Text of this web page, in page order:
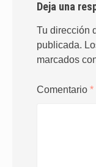
Deja una
Tu dirección
publicada.
marcados
Comentario *